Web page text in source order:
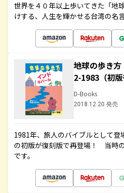
世界を４０年以上歩いてきた「地
けする、人生を輝かせる台湾の名
地球の歩き
2-1983（初版
D-Books
2018.12.20 発売
1981年、旅人のバイブルとして登
の初版が復刻版で再登場！ 当時
です。